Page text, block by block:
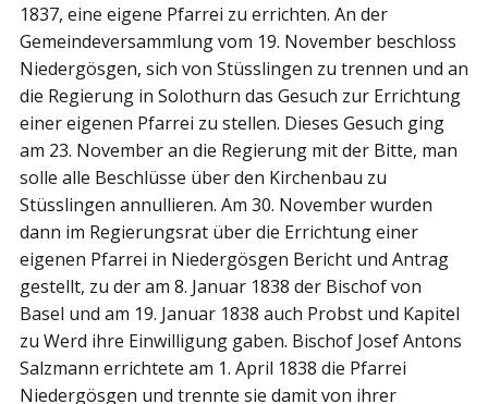
1837, eine eigene Pfarrei zu errichten. An der
Gemeindeversammlung vom 19. November beschloss
Niedergösgen, sich von Stüsslingen zu trennen und an
die Regierung in Solothurn das Gesuch zur Errichtung
einer eigenen Pfarrei zu stellen. Dieses Gesuch ging
am 23. November an die Regierung mit der Bitte, man
solle alle Beschlüsse über den Kirchenbau zu
Stüsslingen annullieren. Am 30. November wurden
dann im Regierungsrat über die Errichtung einer
eigenen Pfarrei in Niedergösgen Bericht und Antrag
gestellt, zu der am 8. Januar 1838 der Bischof von
Basel und am 19. Januar 1838 auch Probst und Kapitel
zu Werd ihre Einwilligung gaben. Bischof Josef Antons
Salzmann errichtete am 1. April 1838 die Pfarrei
Niedergösgen und trennte sie damit von ihrer